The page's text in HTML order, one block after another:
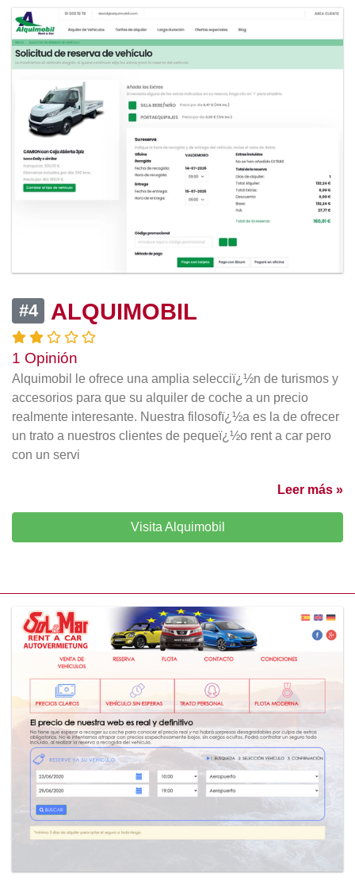
#4 ALQUIMOBIL
1 Opinión
Alquimobil le ofrece una amplia selecciï¿½n de turismos y
accesorios para que su alquiler de coche a un precio
realmente interesante. Nuestra filosofï¿½a es la de ofrecer
un trato a nuestros clientes de pequeï¿½o rent a car pero
con un servi
Leer más »
Visita Alquimobil